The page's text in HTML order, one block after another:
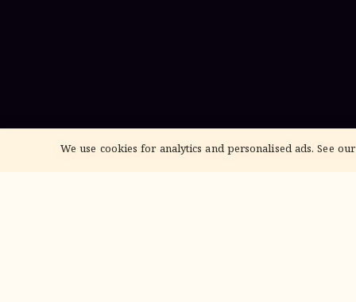
We use cookies for analytics and personalised ads. See our